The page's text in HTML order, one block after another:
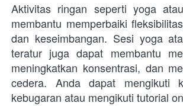
Aktivitas ringan seperti yoga
membantu memperbaiki
dan keseimbangan. Sesi yoga
teratur juga dapat membantu
meningkatkan konsentrasi, dan
cedera. Anda dapat mengikuti
kebugaran atau mengikuti tutorial